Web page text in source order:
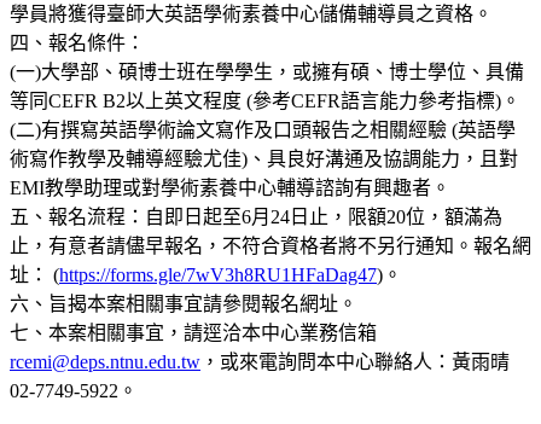
學員將獲得臺師大英語學術素養中心儲備輔導員之資格。
四、報名條件：
(一)大學部、碩博士班在學學生，或擁有碩、博士學位、具備
等同CEFR B2以上英文程度 (參考CEFR語言能力參考指標)。
(二)有撰寫英語學術論文寫作及口頭報告之相關經驗 (英語學
術寫作教學及輔導經驗尤佳)、具良好溝通及協調能力，且對
EMI教學助理或對學術素養中心輔導諮詢有興趣者。
五、報名流程：自即日起至6月24日止，限額20位，額滿為
止，有意者請儘早報名，不符合資格者將不另行通知。報名網
址： (https://forms.gle/7wV3h8RU1HFaDag47)。
六、旨揭本案相關事宜請參閱報名網址。
七、本案相關事宜，請逕洽本中心業務信箱
rcemi@deps.ntnu.edu.tw ，或來電詢問本中心聯絡人：黃雨晴
02-7749-5922。